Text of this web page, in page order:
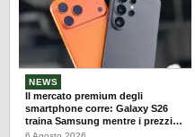
NEWS
Il mercato premium degli
smartphone corre: Galaxy S26
traina Samsung mentre i prezzi
salgono